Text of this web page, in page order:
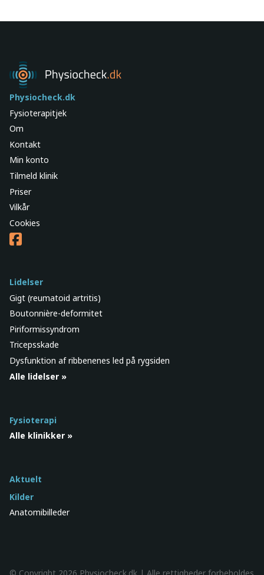
Physiocheck.dk
Fysioterapitjek
Om
Kontakt
Min konto
Tilmeld klinik
Priser
Vilkår
Cookies
Lidelser
Gigt (reumatoid artritis)
Boutonnière-deformitet
Piriformissyndrom
Tricepsskade
Dysfunktion af ribbenenes led på rygsiden
Alle lidelser »
Fysioterapi
Alle klinikker »
Aktuelt
Kilder
Anatomibilleder